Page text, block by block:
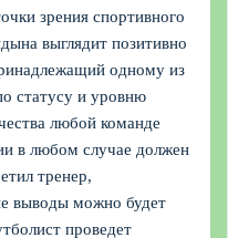
зрения спортивного
выглядит позитивно
одному из
статусу и уровню
любой команде
в любом случае должен
тренер,
выводы можно будет
проведет